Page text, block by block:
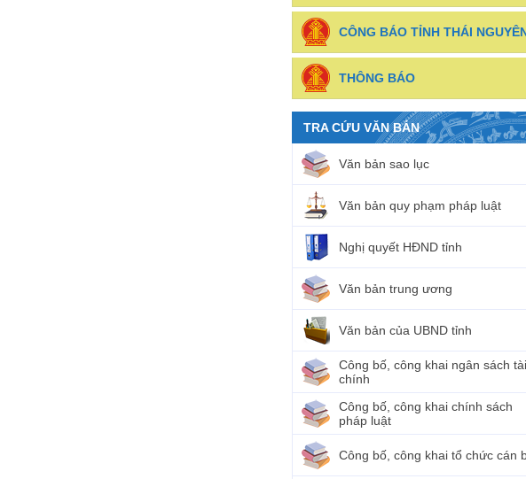
CÔNG BÁO TỈNH THÁI
THÔNG BÁO
TRA CỨU VĂN BẢN
Văn bản sao lục
Văn bản quy phạm pháp luật
Nghị quyết HĐND tỉnh
Văn bản trung ương
Văn bản của UBND tỉnh
Công bố, công khai ngân sách tài
chính
Công bố, công khai chính sách
pháp luật
Công bố, công khai tổ chức cán